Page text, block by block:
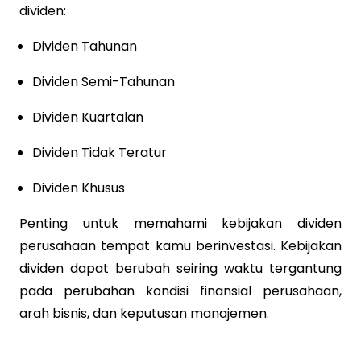
dividen:
Dividen Tahunan
Dividen Semi-Tahunan
Dividen Kuartalan
Dividen Tidak Teratur
Dividen Khusus
Penting untuk memahami kebijakan dividen
perusahaan tempat kamu berinvestasi. Kebijakan
dividen dapat berubah seiring waktu tergantung
pada perubahan kondisi finansial perusahaan,
arah bisnis, dan keputusan manajemen.